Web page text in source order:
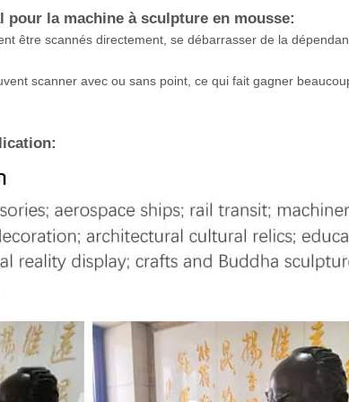
pour la machine à sculpture en mousse:
être scannés directement, se débarrasser de la
scanner avec ou sans point, ce qui fait gagner